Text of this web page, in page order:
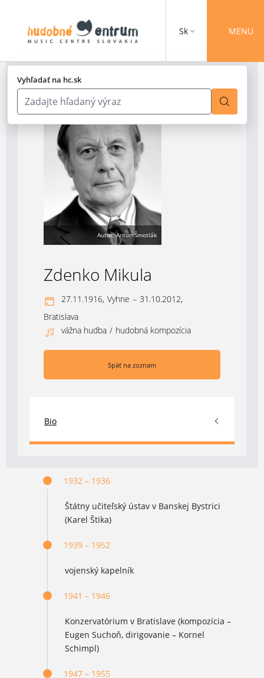
Vyhľadať na hc.sk
Sk MENU
Autor: Anton Šmotlák
Zdenko Mikula
27.11.1916, Vyhne – 31.10.2012,
Bratislava
vážna hudba / hudobná kompozícia
Späť na zoznam
Bio
1932 – 1936
Štátny učiteľský ústav v Banskej Bystrici
(Karel Štika)
1939 – 1952
vojenský kapelník
1941 – 1946
Konzervatórium v Bratislave (kompozícia –
Eugen Suchoň, dirigovanie – Kornel
Schimpl)
1947 – 1955